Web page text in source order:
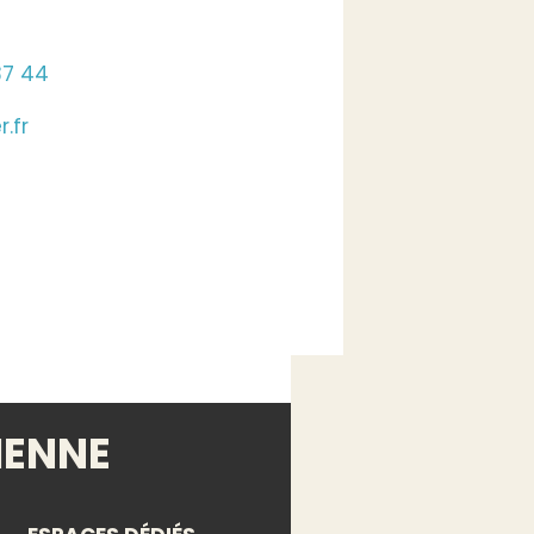
44